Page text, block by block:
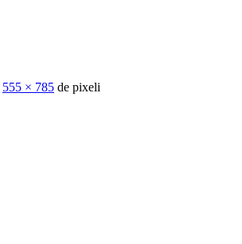
555 × 785 de pixeli